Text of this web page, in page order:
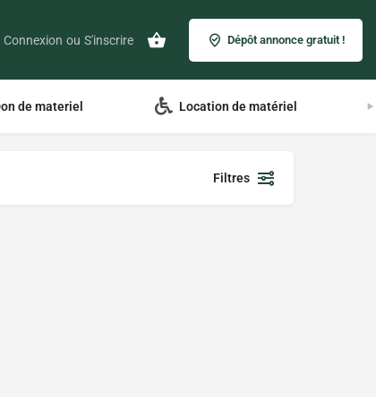
Connexion ou S'inscrire Dépôt annonce gratuit !
de materiel Location de matériel
Filtres